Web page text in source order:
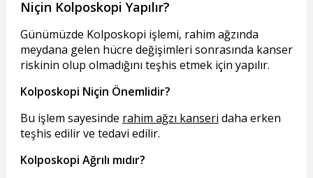
Niçin Kolposkopi Yapılır?
Günümüzde Kolposkopi işlemi, rahim ağzında
meydana gelen hücre değişimleri sonrasında kanser
riskinin olup olmadığını teşhis etmek için yapılır.
Kolposkopi Niçin Önemlidir?
Bu işlem sayesinde rahim ağzı kanseri daha erken
teşhis edilir ve tedavi edilir.
Kolposkopi Ağrılı mıdır?